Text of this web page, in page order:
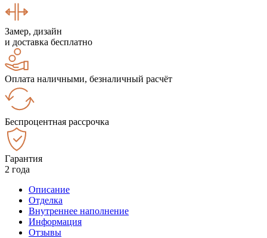
Замер, дизайн
и доставка бесплатно
Оплата наличными, безналичный расчёт
Беспроцентная рассрочка
Гарантия
2 года
Описание
Отделка
Внутреннее наполнение
Информация
Отзывы